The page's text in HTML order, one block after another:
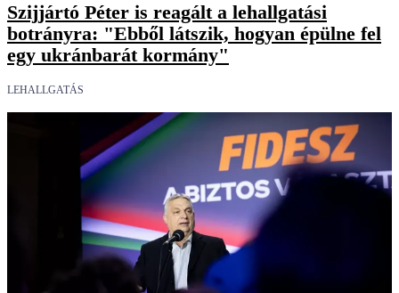
Szijjártó Péter is reagált a lehallgatási
botrányra: "Ebből látszik, hogyan épülne fel
egy ukránbarát kormány"
LEHALLGATÁS